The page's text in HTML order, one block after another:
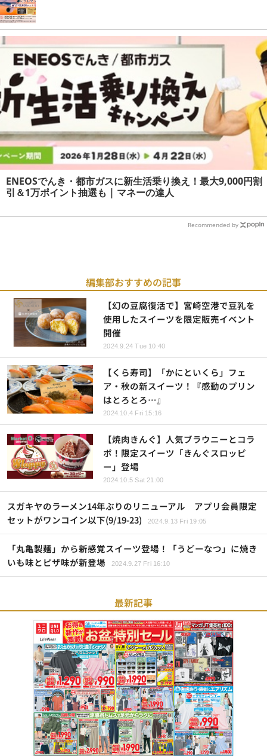
ENEOSでんき・都市ガスに新生活乗り換え！最大9,000円割
引＆1万ポイント抽選も | マネーの達人
Recommended by
編集部おすすめの記事
【幻の豆腐復活で】宮崎空港で豆乳を
使用したスイーツを限定販売イベント
開催
2024.9.24 Tue 10:40
【くら寿司】「かにといくら」フェ
ア・秋の新スイーツ！『感動のプリン
はとろとろ…』
2024.10.4 Fri 15:16
【焼肉きんぐ】人気ブラウニーとコラ
ボ！限定スイーツ「きんぐスロッピ
ー」登場
2024.10.5 Sat 21:00
スガキヤのラーメン14年ぶりのリニューアル アプリ会員限定
セットがワンコイン以下(9/19-23)
2024.9.13 Fri 19:05
「丸亀製麺」から新感覚スイーツ登場！「うどーなつ」に焼き
いも味とピザ味が新登場
2024.9.27 Fri 16:10
最新記事